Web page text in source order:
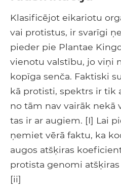
Klasificējot eikariotu
vai protistus, ir svarīgi
pieder pie Plantae
vienotu valstību, jo viņi
kopīga senča. Faktiski
kā protisti, spektrs ir tik
no tām nav vairāk nekā
tas ir ar augiem. [I] Lai
ņemiet vērā faktu, ka
augos atšķiras
protista genomi
[ii]